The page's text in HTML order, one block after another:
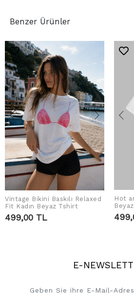
Benzer Ürünler
IN DEN WARENKORB
LEGEN
Vintage Bikini Baskılı Relaxed
Fit Kadın Beyaz Tshirt
499,00 TL
Hot
Tshirt
E-